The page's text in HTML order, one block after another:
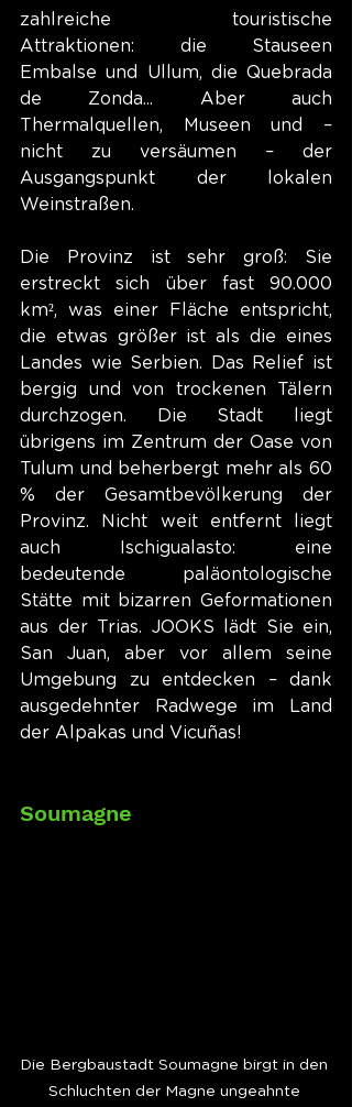
zahlreiche touristische
Attraktionen: die Stauseen
Embalse und Ullum, die Quebrada
de Zonda... Aber auch
Thermalquellen, Museen und –
nicht zu versäumen – der
Ausgangspunkt der lokalen
Weinstraßen.
Die Provinz ist sehr groß: Sie
erstreckt sich über fast 90.000
km², was einer Fläche entspricht,
die etwas größer ist als die eines
Landes wie Serbien. Das Relief ist
bergig und von trockenen Tälern
durchzogen. Die Stadt liegt
übrigens im Zentrum der Oase von
Tulum und beherbergt mehr als 60
% der Gesamtbevölkerung der
Provinz. Nicht weit entfernt liegt
auch Ischigualasto: eine
bedeutende paläontologische
Stätte mit bizarren Geformationen
aus der Trias. JOOKS lädt Sie ein,
San Juan, aber vor allem seine
Umgebung zu entdecken – dank
ausgedehnter Radwege im Land
der Alpakas und Vicuñas!
Soumagne
Die Bergbaustadt Soumagne birgt in den
Schluchten der Magne ungeahnte